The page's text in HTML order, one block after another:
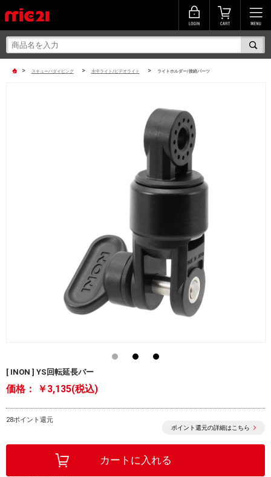
> スキューバダイビング > 水中ライト/ビデオライト > ライトホルダー/接続パーツ
[ INON ] YS回転延長バー
価格： ￥3,135(税込)
28ポイント還元
ポイント還元の詳細はこちら